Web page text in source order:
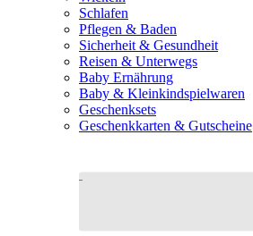
Schlafen
Pflegen & Baden
Sicherheit & Gesundheit
Reisen & Unterwegs
Baby Ernährung
Baby & Kleinkindspielwaren
Geschenksets
Geschenkkarten & Gutscheine